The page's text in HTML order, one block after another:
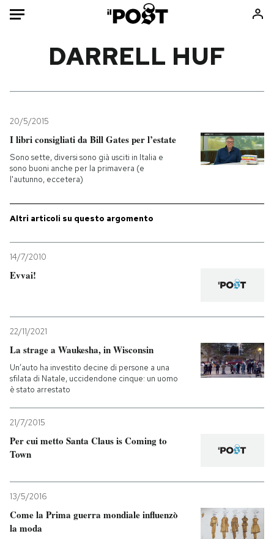
Mondo
Politica
Tecnologia
Internet
Sport
Consumismi
Storie/Idee
Mondiali calcio 2026
NEWSLETTER
I MIEI PREFERITI
SHOP
CALENDARIO
AREA PERSONALE
Entra
DARRELL HUF
20/5/2015
I libri consigliati da Bill Gates per l’estate
Sono sette, diversi sono già usciti in Italia e
sono buoni anche per la primavera (e
l'autunno, eccetera)
Altri articoli su questo argomento
14/7/2010
Evvai!
22/11/2021
La strage a Waukesha, in Wisconsin
Un’auto ha investito decine di persone a una
sfilata di Natale, uccidendone cinque: un uomo
è stato arrestato
21/7/2015
Per cui metto Santa Claus is Coming to
Town
13/5/2016
Come la Prima guerra mondiale influenzò
la moda